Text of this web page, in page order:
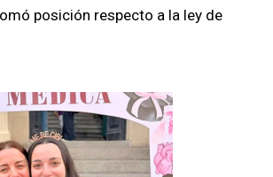
posición respecto a la ley de